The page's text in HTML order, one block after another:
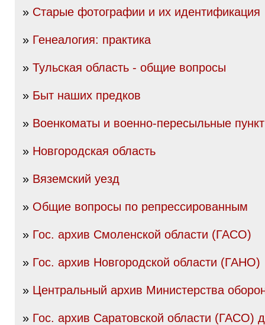
» Старые фотографии и их идентификация
» Генеалогия: практика
» Тульская область - общие вопросы
» Быт наших предков
» Военкоматы и военно-пересыльные
» Новгородская область
» Вяземский уезд
» Общие вопросы по репрессированным
» Гос. архив Смоленской области (ГАСО)
» Гос. архив Новгородской области (ГАНО)
» Центральный архив Министерства
» Гос. архив Саратовской области (ГАСО)